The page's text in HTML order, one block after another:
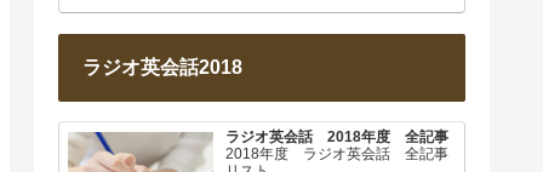
ラジオ英会話2018
ラジオ英会話 2018年度 全記事
2018年度 ラジオ英会話 全記事